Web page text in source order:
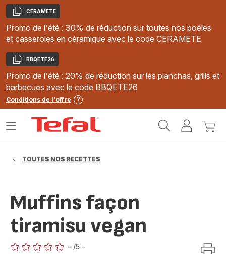
Copier
CERAMETE
Promo de l'été : 30% de réduction sur toutes nos poêles
et casseroles en céramique avec le code CERAMETE
Copier
BBQETE26
Promo de l'été : 20% de réduction sur les planchas, grills et
barbecues avec le code BBQETE26
Conditions de l'offre
MonMon
Ouvrir
TOUTES NOS RECETTES
Muffins façon
tiramisu vegan
- /5 -